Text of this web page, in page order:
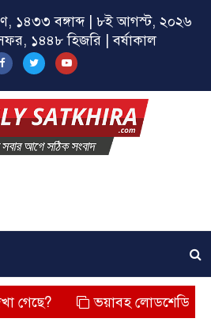
১৪৩৩ বঙ্গাব্দ | ৮ই আগস্ট, ২০২৬
সফর, ১৪৪৮ হিজরি | বর্ষাকাল
ভয়াবহ লোডশেডিং, বিদ্যুত –